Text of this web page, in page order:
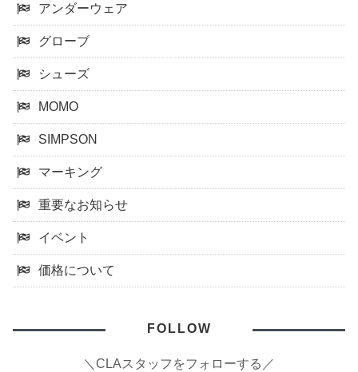
アンダーウェア
グローブ
シューズ
MOMO
SIMPSON
マーキング
重要なお知らせ
イベント
価格について
FOLLOW
＼CLAスタッフをフォローする／